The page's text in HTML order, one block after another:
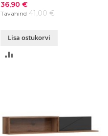
Soodushind
36,90 €
Tavahind 41,00 €
Lisa ostukorvi